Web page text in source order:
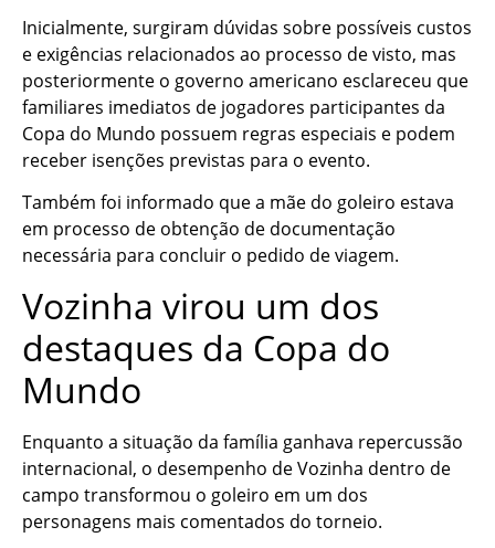
Inicialmente, surgiram dúvidas sobre possíveis custos
e exigências relacionados ao processo de visto, mas
posteriormente o governo americano esclareceu que
familiares imediatos de jogadores participantes da
Copa do Mundo possuem regras especiais e podem
receber isenções previstas para o evento.
Também foi informado que a mãe do goleiro estava
em processo de obtenção de documentação
necessária para concluir o pedido de viagem.
Vozinha virou um dos
destaques da Copa do
Mundo
Enquanto a situação da família ganhava repercussão
internacional, o desempenho de Vozinha dentro de
campo transformou o goleiro em um dos
personagens mais comentados do torneio.